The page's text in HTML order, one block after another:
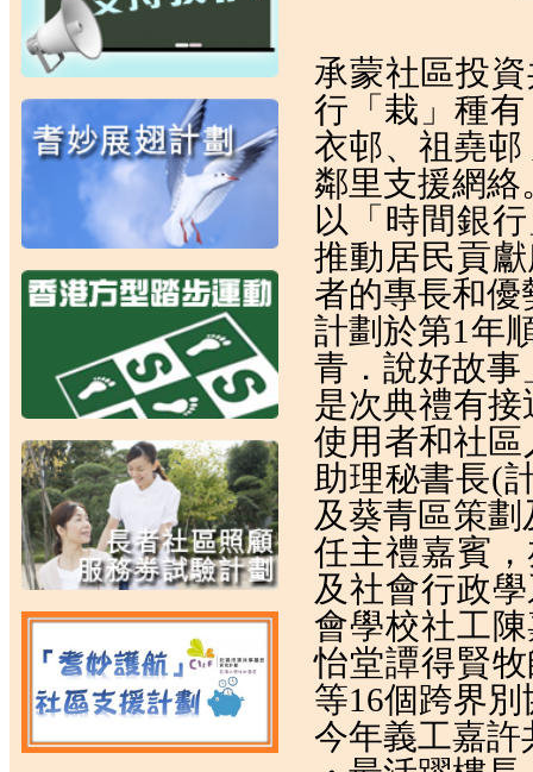
承蒙社區投
行「栽」種
衣邨、祖堯邨
鄰里支援網絡
以「時間銀
推動居民貢
者的專長和優
計劃於第1年
青．說好故事
是次典禮有
使用者和社
助理秘書長(
及葵青區策
任主禮嘉賓
及社會行政
會學校社工
怡堂譚得賢
等16個跨界
今年義工嘉許